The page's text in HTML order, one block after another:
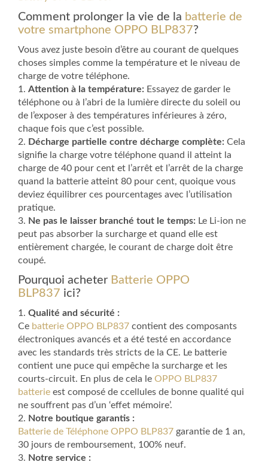
Comment prolonger la vie de la batterie de
votre smartphone OPPO BLP837?
Vous avez juste besoin d’être au courant de quelques
choses simples comme la température et le niveau de
charge de votre téléphone.
1. Attention à la température: Essayez de garder le
téléphone ou à l’abri de la lumière directe du soleil ou
de l’exposer à des températures inférieures à zéro,
chaque fois que c’est possible.
2. Décharge partielle contre décharge complète: Cela
signifie la charge votre téléphone quand il atteint la
charge de 40 pour cent et l’arrêt et l’arrêt de la charge
quand la batterie atteint 80 pour cent, quoique vous
deviez équilibrer ces pourcentages avec l’utilisation
pratique.
3. Ne pas le laisser branché tout le temps: Le Li-ion ne
peut pas absorber la surcharge et quand elle est
entièrement chargée, le courant de charge doit être
coupé.
Pourquoi acheter Batterie OPPO
BLP837 ici?
1. Qualité and sécurité :
Ce batterie OPPO BLP837 contient des composants
électroniques avancés et a été testé en accordance
avec les standards très stricts de la CE. Le batterie
contient une puce qui empêche la surcharge et les
courts-circuit. En plus de cela le OPPO BLP837
batterie est composé de ccellules de bonne qualité qui
ne souffrent pas d’un ‘effet mémoire’.
2. Notre boutique garantis :
Batterie de Téléphone OPPO BLP837 garantie de 1 an,
30 jours de remboursement, 100% neuf.
3. Notre service :